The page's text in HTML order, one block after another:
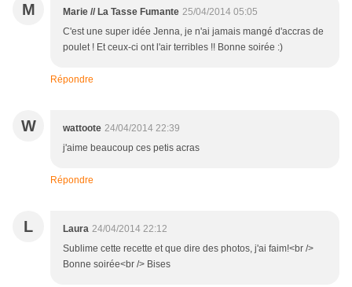
M Marie // La Tasse Fumante 25/04/2014 05:05
C'est une super idée Jenna, je n'ai jamais mangé d'accras de
poulet ! Et ceux-ci ont l'air terribles !! Bonne soirée :)
Répondre
W wattoote 24/04/2014 22:39
j'aime beaucoup ces petis acras
Répondre
L Laura 24/04/2014 22:12
Sublime cette recette et que dire des photos, j'ai faim!<br />
Bonne soirée<br /> Bises